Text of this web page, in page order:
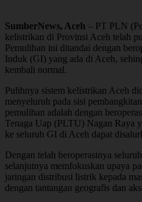
SumberNews, Aceh – PT PLN
kelistrikan di Provinsi Aceh telah
Pemulihan ini ditandai dengan
Induk (GI) yang ada di Aceh,
kembali normal.
Pulihnya sistem kelistrikan Aceh
menyeluruh pada sisi
pemulihan adalah dengan
Tenaga Uap (PLTU) Nagan Raya
ke seluruh GI di Aceh dapat
Dengan telah beroperasinya
selanjutnya memfokuskan upaya
jaringan distribusi listrik kepada
dengan tantangan geografis dan